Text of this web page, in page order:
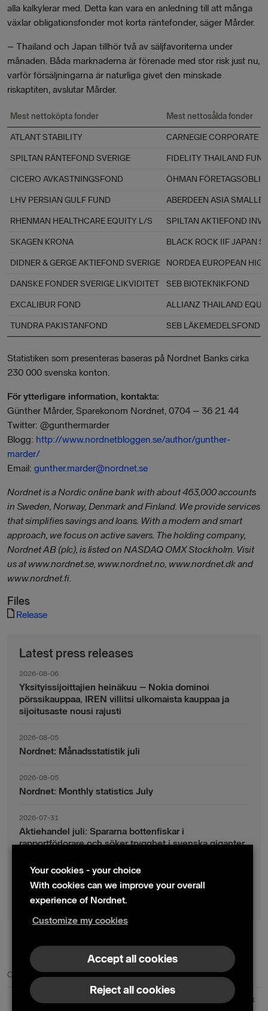
alla kalkylerar med. Detta kan vara en anledning till att många
växlar obligationsfonder mot korta räntefonder, säger Mårder.
– Thailand och Japan tillhör två av säljfavoriterna under
månaden. Båda marknaderna är förenade med stor risk just nu,
varför försäljningarna är naturliga givet den minskade
riskaptiten, avslutar Mårder.
Mest nettoköpta fonder Mest nettosålda fonder
ATLANT STABILITY CARNEGIE CORPORATE
SPILTAN RÄNTEFOND SVERIGE FIDELITY THAILAND FUND
CICERO AVKASTNINGSFOND ÖHMAN
LHV PERSIAN GULF FUND ABERDEEN ASIA
RHENMAN HEALTHCARE EQUITY L/S SPILTAN AKTIEFOND
SKAGEN KRONA BLACK ROCK IIF JAPAN
DIDNER & GERGE AKTIEFOND SVERIGE NORDEA EUROPEAN
DANSKE FONDER SVERIGE LIKVIDITET SEB BIOTEKNIKFOND
EXCALIBUR FOND ALLIANZ THAILAND
TUNDRA PAKISTANFOND SEB LÄKEMEDELSFOND
Statistiken som presenteras baseras på Nordnet Banks cirka
230 000 svenska konton.
För ytterligare information, kontakta:
Günther Mårder, Sparekonom Nordnet, 0704 – 36 21 44
Twitter: @gunthermarder
Blogg: http://www.nordnetbloggen.se/author/gunther-
marder/
Email: gunther.marder@nordnet.se
Nordnet is a Nordic online bank with about 463,000 accounts
in Sweden, Norway, Denmark and Finland. We provide services
that simplifies savings and loans. With a modern and smart
approach, we focus on active savers. The holding company,
Nordnet AB (plc), is listed on NASDAQ OMX Stockholm. Visit
us at www.nordnet.se, www.nordnet.no, www.nordnet.dk and
www.nordnet.fi.
Files
Release
Latest press releases
2026-08-06
Yksityissijoittajien heinäkuu – Nokia dominoi
pörssikauppaa, IREN villitsi ulkomaista kauppaa ja
sijoitusaste nousi rajusti
2026-08-05
Nordnet: Månadsstatistik juli
2026-08-05
Nordnet: Monthly statistics July
2026-07-31
Aktiehandel juli: Spararna bottenfiskar i
rapportförlorare och söker trygghet i svenska giganter
2026-07-30
Fondsparande juli: Vinsthemtagningar i teknik – men
indexsparandet ligger fast
Contact us Press contacts
Nordnet AB (publ) | Box 300 99 | 104 25 Stockholm | Reg. no. 559073-6681
Your cookies - your choice
With cookies can we improve your overall
experience of Nordnet.
Customize my cookies
Accept all cookies
Reject all cookies